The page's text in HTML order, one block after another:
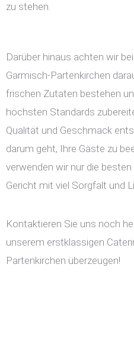
zu stehen.
Darüber hinaus achten wir
Garmisch-Partenkirchen
frischen Zutaten bestehen
höchsten Standards
Qualität und Geschmack
darum geht, Ihre Gäste zu
verwenden wir nur die
Gericht mit viel Sorgfalt und
Kontaktieren Sie uns noch
unserem erstklassigen
Partenkirchen überzeugen!